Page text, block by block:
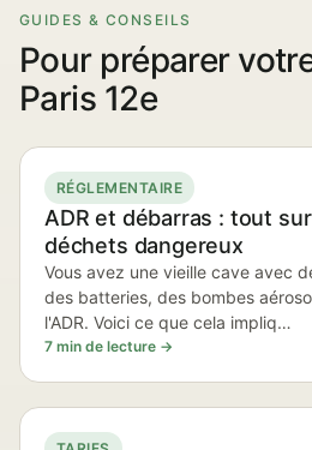
GUIDES & CONSEILS
Pour préparer
Paris 12e
RÉGLEMENTAIRE
ADR et débarras : tout
déchets dangereux
Vous avez une vieille cave avec
des batteries, des bombes
l'ADR. Voici ce que cela impliq…
7 min de lecture →